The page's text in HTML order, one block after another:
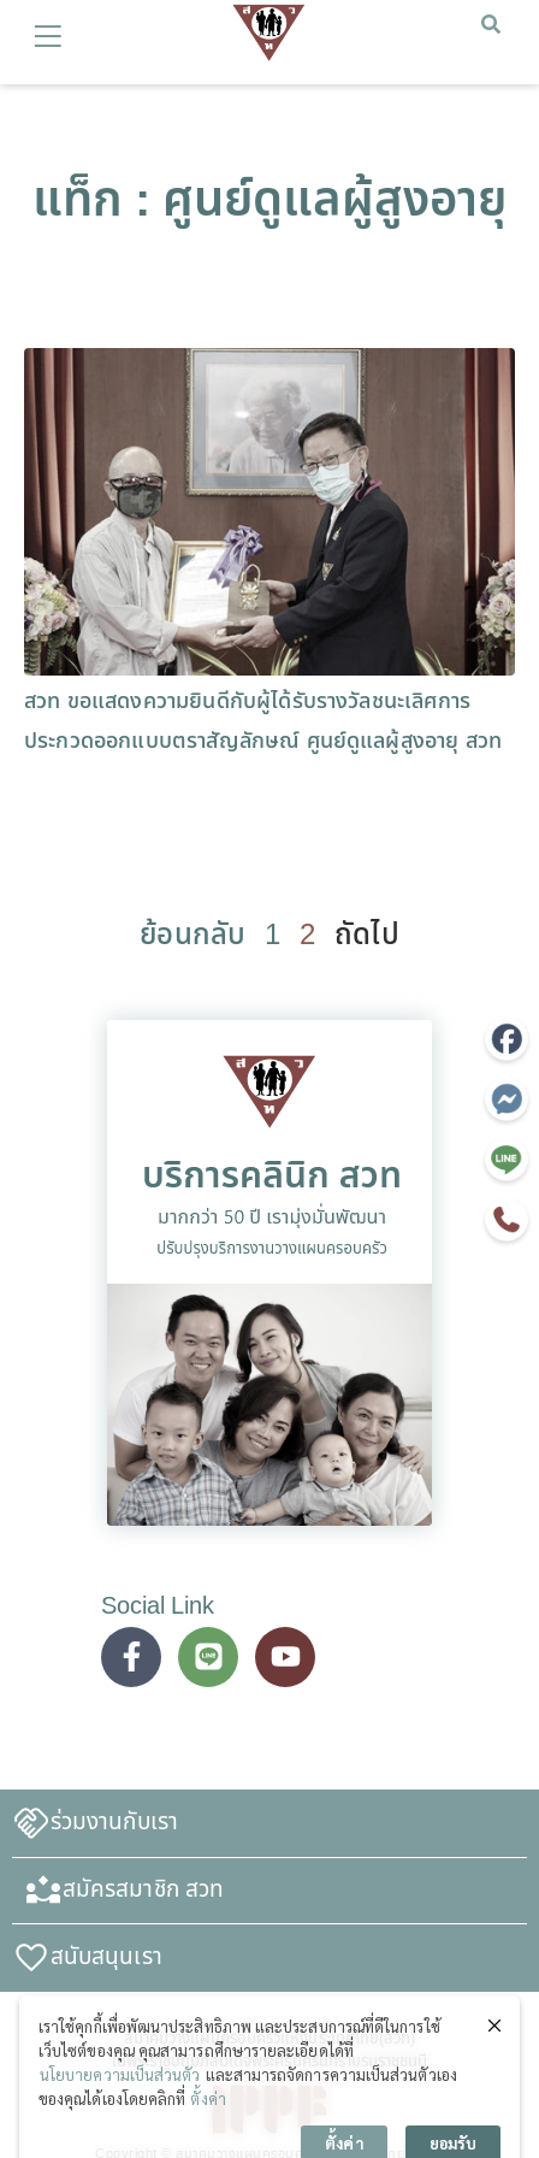
แท็ก : ศูนย์ดูแลผู้สูงอายุ
สวท ขอแสดงความยินดีกับผู้ได้รับรางวัลชนะเลิศการ
ประกวดออกแบบตราสัญลักษณ์ ศูนย์ดูแลผู้สูงอายุ สวท
ย้อนกลับ 1 2 ถัดไป
Social Link
ร่วมงานกับเรา
สมัครสมาชิก สวท
สนับสนุนเรา
สมาคมวางแผนครอบครัวแห่งประเทศไทย(สวท)
ในพระราชูปถัมภ์สมเด็จพระศรีนครินทราบรมราชชนนี
เราใช้คุกกี้เพื่อพัฒนาประสิทธิภาพ และประสบการณ์ที่ดีในการใช้
เว็บไซต์ของคุณ คุณสามารถศึกษารายละเอียดได้ที่
นโยบายความเป็นส่วนตัว และสามารถจัดการความเป็นส่วนตัวเอง
ของคุณได้เองโดยคลิกที่ ตั้งค่า
ตั้งค่า ยอมรับ